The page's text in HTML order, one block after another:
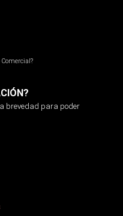
brevedad para poder